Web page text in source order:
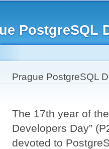
PostgreSQL
Prague PostgreSQL
The 17th year of
Developers Day”
devoted to